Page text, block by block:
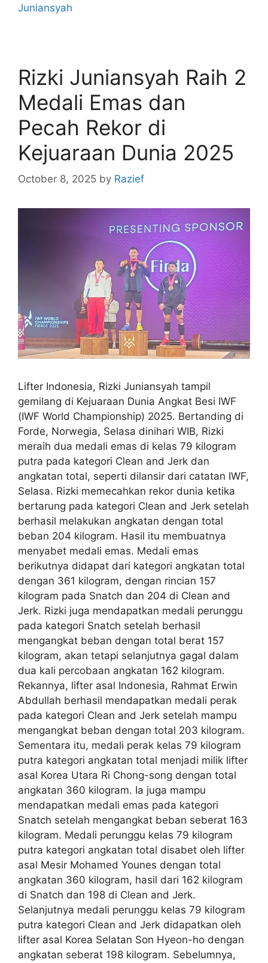
Juniansyah
Rizki Juniansyah Raih 2
Medali Emas dan
Pecah Rekor di
Kejuaraan Dunia 2025
October 8, 2025 by Razief
Lifter Indonesia, Rizki Juniansyah tampil
gemilang di Kejuaraan Dunia Angkat Besi IWF
(IWF World Championship) 2025. Bertanding di
Forde, Norwegia, Selasa dinihari WIB, Rizki
meraih dua medali emas di kelas 79 kilogram
putra pada kategori Clean and Jerk dan
angkatan total, seperti dilansir dari catatan IWF,
Selasa. Rizki memecahkan rekor dunia ketika
bertarung pada kategori Clean and Jerk setelah
berhasil melakukan angkatan dengan total
beban 204 kilogram. Hasil itu membuatnya
menyabet medali emas. Medali emas
berikutnya didapat dari kategori angkatan total
dengan 361 kilogram, dengan rincian 157
kilogram pada Snatch dan 204 di Clean and
Jerk. Rizki juga mendapatkan medali perunggu
pada kategori Snatch setelah berhasil
mengangkat beban dengan total berat 157
kilogram, akan tetapi selanjutnya gagal dalam
dua kali percobaan angkatan 162 kilogram.
Rekannya, lifter asal Indonesia, Rahmat Erwin
Abdullah berhasil mendapatkan medali perak
pada kategori Clean and Jerk setelah mampu
mengangkat beban dengan total 203 kilogram.
Sementara itu, medali perak kelas 79 kilogram
putra kategori angkatan total menjadi milik lifter
asal Korea Utara Ri Chong-song dengan total
angkatan 360 kilogram. Ia juga mampu
mendapatkan medali emas pada kategori
Snatch setelah mengangkat beban seberat 163
kilogram. Medali perunggu kelas 79 kilogram
putra kategori angkatan total disabet oleh lifter
asal Mesir Mohamed Younes dengan total
angkatan 360 kilogram, hasil dari 162 kilogram
di Snatch dan 198 di Clean and Jerk.
Selanjutnya medali perunggu kelas 79 kilogram
putra kategori Clean and Jerk didapatkan oleh
lifter asal Korea Selatan Son Hyeon-ho dengan
angkatan seberat 198 kilogram. Sebelumnya,